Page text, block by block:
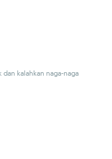
dan kalahkan naga-naga